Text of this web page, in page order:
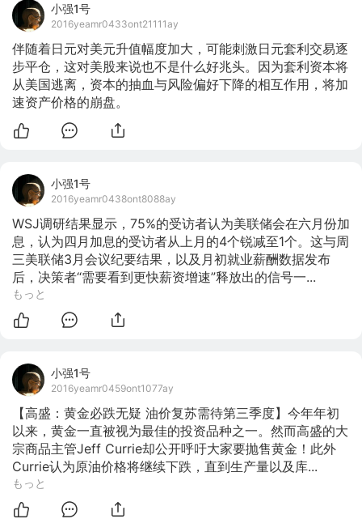
小强1号
2016yeamr0433ont21111ay
伴随着日元对美元升值幅度加大，可能刺激日元套利交易逐
步平仓，这对美股来说也不是什么好兆头。因为套利资本将
从美国逃离，资本的抽血与风险偏好下降的相互作用，将加
速资产价格的崩盘。
小强1号
2016yeamr0438ont8088ay
WSJ调研结果显示，75%的受访者认为美联储会在六月份加
息，认为四月加息的受访者从上月的4个锐减至1个。这与周
三美联储3月会议纪要结果，以及月初就业薪酬数据发布
后，决策者“需要看到更快薪资增速”释放出的信号一...
もっと
小强1号
2016yeamr0459ont1077ay
【高盛：黄金必跌无疑 油价复苏需待第三季度】今年年初
以来，黄金一直被视为最佳的投资品种之一。然而高盛的大
宗商品主管Jeff Currie却公开呼吁大家要抛售黄金！此外
Currie认为原油价格将继续下跌，直到生产量以及库...
もっと